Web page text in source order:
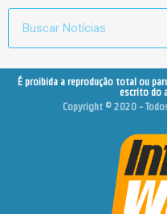
É proibida a reprodução total ou
escrito do
Copyright © 2020 -